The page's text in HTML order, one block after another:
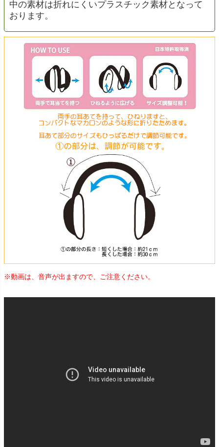
中の素材は折れにくいプラスチック素材となって
おります。
※動画は、音声が出ますので、ご注意ください。